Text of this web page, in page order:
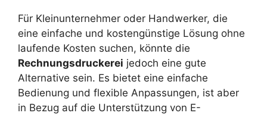
Für Kleinunternehmer oder Handwerker, die
eine einfache und kostengünstige Lösung ohne
laufende Kosten suchen, könnte die
Rechnungsdruckerei jedoch eine gute
Alternative sein. Es bietet eine einfache
Bedienung und flexible Anpassungen, ist aber
in Bezug auf die Unterstützung von E-